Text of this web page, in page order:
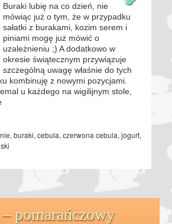
Buraki lubię na co dzień, nie
mówiąc już o tym, że w przypadku
sałatki z burakami, kozim serem i
piniami mogę już mówić o
uzależnieniu ;) A dodatkowo w
okresie świątecznym przywiązuje
szczególną uwagę właśnie do tych
kombinuję z nowymi pozycjami.
u każdego na wigilijnym stole,
, buraki, cebula, czerwona cebula, jogurt,
pomarańczowy